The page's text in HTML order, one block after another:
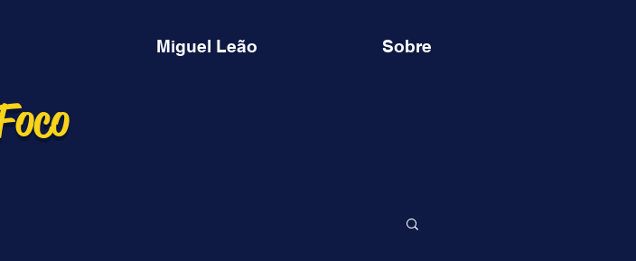
Miguel Leão Sobre